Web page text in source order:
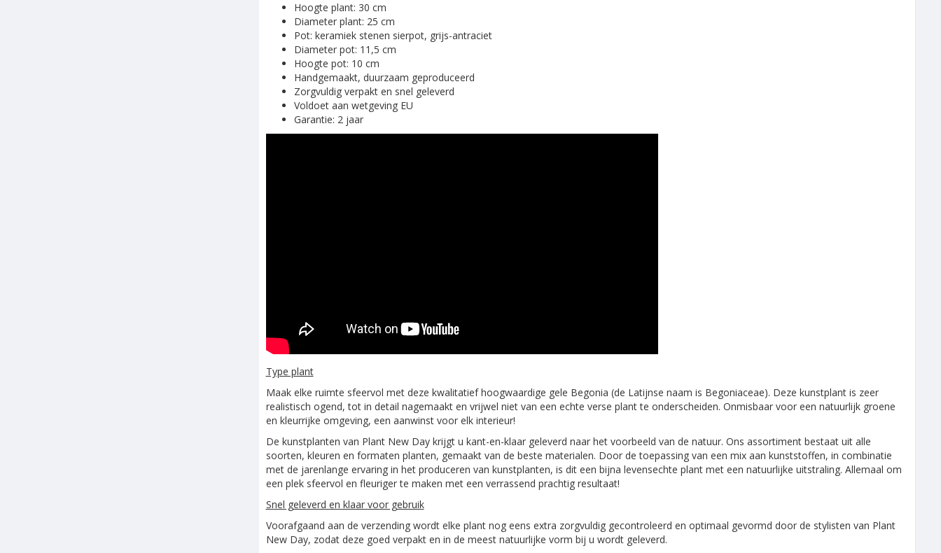
Hoogte plant: 30 cm
Diameter plant: 25 cm
Pot: keramiek stenen sierpot, grijs-antraciet
Diameter pot: 11,5 cm
Hoogte pot: 10 cm
Handgemaakt, duurzaam geproduceerd
Zorgvuldig verpakt en snel geleverd
Voldoet aan wetgeving EU
Garantie: 2 jaar
Type plant
Maak elke ruimte sfeervol met deze kwalitatief hoogwaardige gele Begonia (de Latijnse naam is Begoniaceae). Deze kunstplant is zeer
realistisch ogend, tot in detail nagemaakt en vrijwel niet van een echte verse plant te onderscheiden. Onmisbaar voor een natuurlijk groene
en kleurrijke omgeving, een aanwinst voor elk interieur!
De kunstplanten van Plant New Day krijgt u kant-en-klaar geleverd naar het voorbeeld van de natuur. Ons assortiment bestaat uit alle
soorten, kleuren en formaten planten, gemaakt van de beste materialen. Door de toepassing van een mix aan kunststoffen, in combinatie
met de jarenlange ervaring in het produceren van kunstplanten, is dit een bijna levensechte plant met een natuurlijke uitstraling. Allemaal om
een plek sfeervol en fleuriger te maken met een verrassend prachtig resultaat!
Snel geleverd en klaar voor gebruik
Voorafgaand aan de verzending wordt elke plant nog eens extra zorgvuldig gecontroleerd en optimaal gevormd door de stylisten van Plant
New Day, zodat deze goed verpakt en in de meest natuurlijke vorm bij u wordt geleverd.